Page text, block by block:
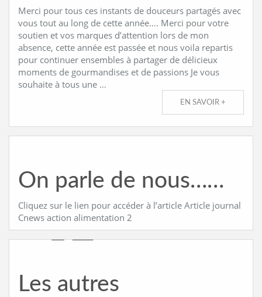
Merci pour tous ces instants de douceurs partagés avec
vous tout au long de cette année…. Merci pour votre
soutien et vos marques d’attention lors de mon
absence, cette année est passée et nous voila repartis
pour continuer ensembles à partager de délicieux
moments de gourmandises et de passions Je vous
souhaite à tous une …
EN SAVOIR +
On parle de nous……
Cliquez sur le lien pour accéder à l’article Article journal
Cnews action alimentation 2
Les autres